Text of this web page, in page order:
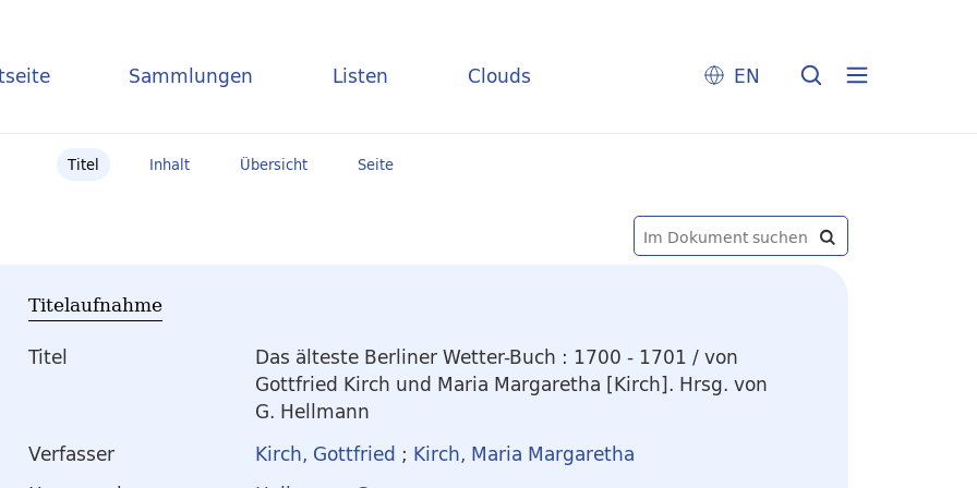
Sammlungen Listen Clouds EN
Titel Inhalt Übersicht Seite
Titelaufnahme
Titel Das älteste Berliner Wetter-Buch : 1700 - 1701 / von
Gottfried Kirch und Maria Margaretha [Kirch]. Hrsg. von
G. Hellmann
Verfasser
Kirch, Gottfried ; Kirch, Maria Margaretha